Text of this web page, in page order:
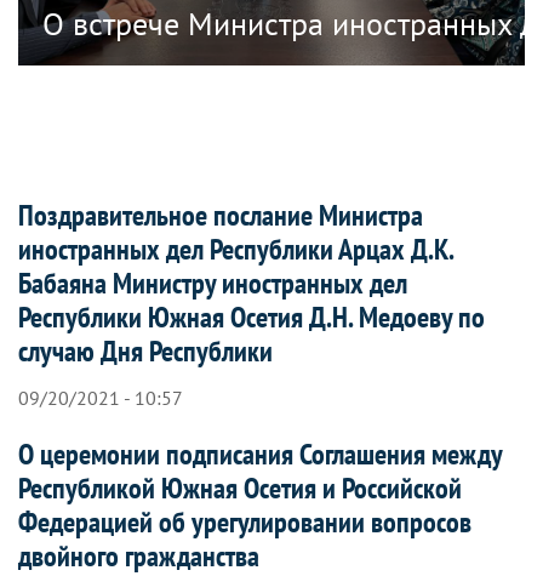
дел Республики Южная Осетия
О встрече Министра иностранных
Поздравительное послание Министра
иностранных дел Республики Арцах Д.К.
Бабаяна Министру иностранных дел
Республики Южная Осетия Д.Н. Медоеву по
случаю Дня Республики
09/20/2021 - 10:57
О церемонии подписания Соглашения между
Республикой Южная Осетия и Российской
Федерацией об урегулировании вопросов
двойного гражданства